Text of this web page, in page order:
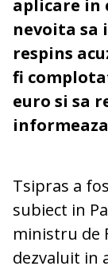
aplicare in
nevoita sa
respins
fi
euro si sa
Tsipras a
subiect in
ministru de
dezvaluit in